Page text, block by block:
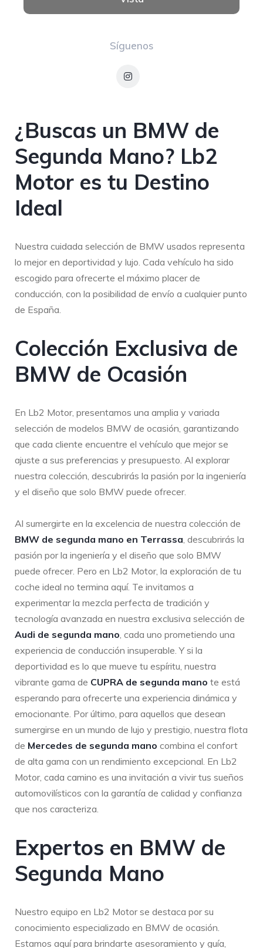
Síguenos
¿Buscas un BMW de
Segunda Mano? Lb2
Motor es tu Destino
Ideal
Nuestra cuidada selección de BMW usados representa
lo mejor en deportividad y lujo. Cada vehículo ha sido
escogido para ofrecerte el máximo placer de
conducción, con la posibilidad de envío a cualquier punto
de España.
Colección Exclusiva de
BMW de Ocasión
En Lb2 Motor, presentamos una amplia y variada
selección de modelos BMW de ocasión, garantizando
que cada cliente encuentre el vehículo que mejor se
ajuste a sus preferencias y presupuesto. Al explorar
nuestra colección, descubrirás la pasión por la ingeniería
y el diseño que solo BMW puede ofrecer.
Al sumergirte en la excelencia de nuestra colección de
BMW de segunda mano en Terrassa, descubrirás la
pasión por la ingeniería y el diseño que solo BMW
puede ofrecer. Pero en Lb2 Motor, la exploración de tu
coche ideal no termina aquí. Te invitamos a
experimentar la mezcla perfecta de tradición y
tecnología avanzada en nuestra exclusiva selección de
Audi de segunda mano, cada uno prometiendo una
experiencia de conducción insuperable. Y si la
deportividad es lo que mueve tu espíritu, nuestra
vibrante gama de CUPRA de segunda mano te está
esperando para ofrecerte una experiencia dinámica y
emocionante. Por último, para aquellos que desean
sumergirse en un mundo de lujo y prestigio, nuestra flota
de Mercedes de segunda mano combina el confort
de alta gama con un rendimiento excepcional. En Lb2
Motor, cada camino es una invitación a vivir tus sueños
automovilísticos con la garantía de calidad y confianza
que nos caracteriza.
Expertos en BMW de
Segunda Mano
Nuestro equipo en Lb2 Motor se destaca por su
conocimiento especializado en BMW de ocasión.
Estamos aquí para brindarte asesoramiento y guía,